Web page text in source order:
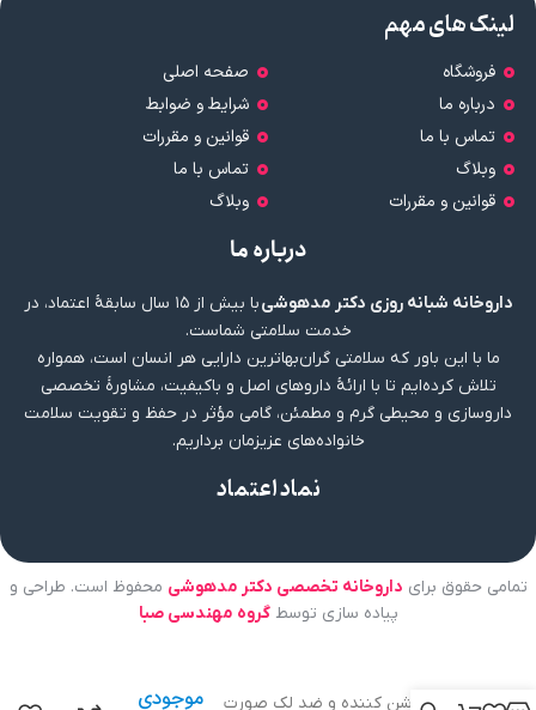
لینک های مهم
فروشگاه
درباره ما
تماس با ما
وبلاگ
قوانین و مقررات
صفحه اصلی
شرایط و ضوابط
قوانین و مقررات
تماس با ما
وبلاگ
درباره ما
داروخانه شبانه روزی دکتر مدهوشی
با بیش از ۱۵ سال سابقهٔ اعتماد، در
خدمت سلامتی شماست.
ما با این باور که سلامتی گران‌بهاترین دارایی هر انسان است، همواره
تلاش کرده‌ایم تا با ارائهٔ داروهای اصل و باکیفیت، مشاورهٔ تخصصی
داروسازی و محیطی گرم و مطمئن، گامی مؤثر در حفظ و تقویت سلامت
خانواده‌های عزیزمان برداریم.
نماد اعتماد
تمامی حقوق برای داروخانه تخصصی دکتر مدهوشی محفوظ است. طراحی و
پیاده سازی توسطگروه مهندسی صبا
کرم روشن کننده و ضد لک صورت
موجودی